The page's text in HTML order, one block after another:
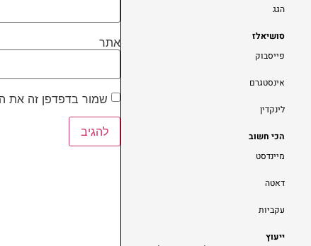
הגג
סושיאלז
פייסבוק
אינסטגרם
לינקדין
הכי חשוב
מיינדסט
דאטה
עקביות
ייעוץ
אתר
שמור בדפדפן זה את